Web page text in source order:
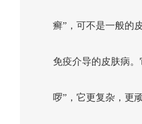
癣”，可不是一般的
免疫介导的皮肤病
啰”，它更复杂，更